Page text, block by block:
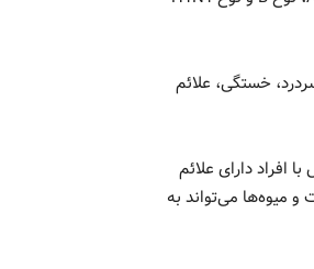
خستگی، علائم
دارای علائم
و میوه‌ها می‌تواند به